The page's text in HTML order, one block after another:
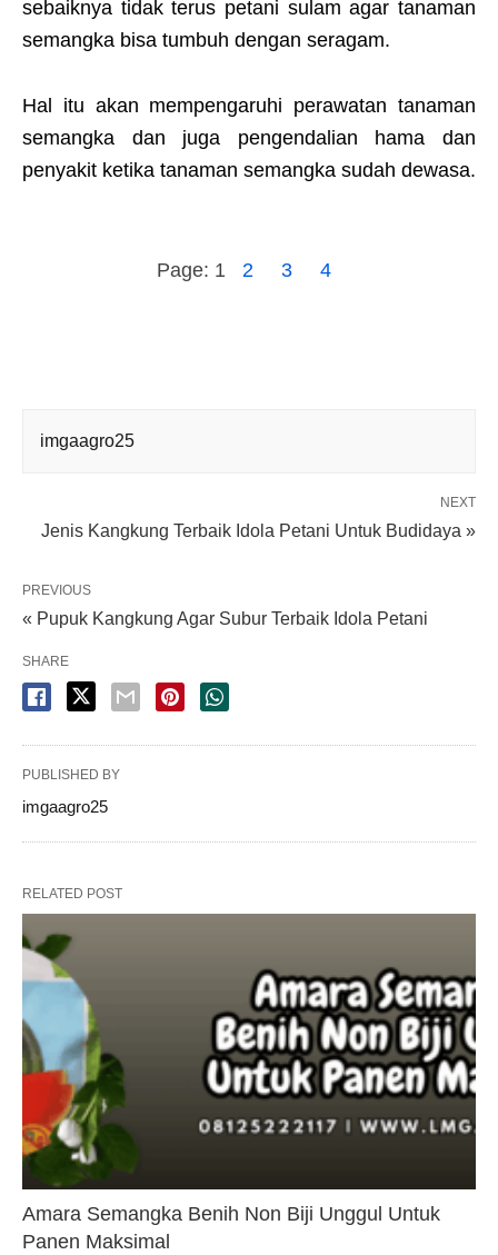
sebaiknya tidak terus petani sulam agar tanaman
semangka bisa tumbuh dengan seragam.
Hal itu akan mempengaruhi perawatan tanaman
semangka dan juga pengendalian hama dan
penyakit ketika tanaman semangka sudah dewasa.
Page: 1 2 3 4
imgaagro25
NEXT
Jenis Kangkung Terbaik Idola Petani Untuk Budidaya »
PREVIOUS
« Pupuk Kangkung Agar Subur Terbaik Idola Petani
SHARE
PUBLISHED BY
imgaagro25
RELATED POST
Amara Semangka Benih Non Biji Unggul Untuk
Panen Maksimal